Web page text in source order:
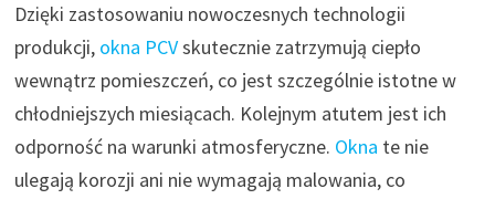
Dzięki zastosowaniu nowoczesnych technologii
produkcji, okna PCVskutecznie zatrzymują ciepło
wewnątrz pomieszczeń, co jest szczególnie istotne w
chłodniejszych miesiącach. Kolejnym atutem jest ich
odporność na warunki atmosferyczne. Okna te nie
ulegają korozji ani nie wymagają malowania, co